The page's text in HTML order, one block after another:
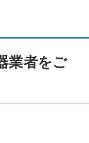
業者をご